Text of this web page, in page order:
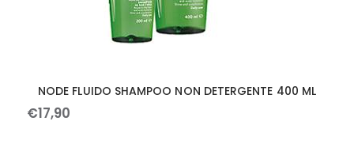
NODE FLUIDO SHAMPOO NON DETERGENTE 400 ML
€17,90